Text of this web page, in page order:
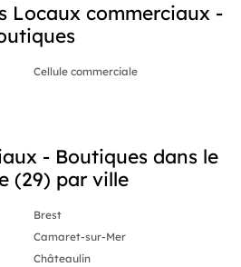
Locaux commerciaux -
Cellule commerciale
- Boutiques dans le
(29) par ville
Brest
Camaret-sur-Mer
Châteaulin